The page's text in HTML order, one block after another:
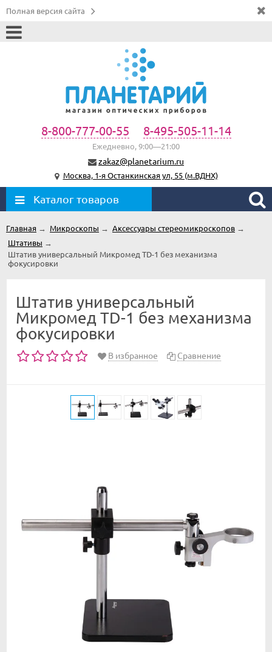
Полная версия сайта
8-800-777-00-55 8-495-505-11-14
Ежедневно, 9:00—21:00
zakaz@planetarium.ru
Москва, 1-я Останкинская ул, 55 (м.ВДНХ)
Каталог товаров
Главная → Микроскопы → Аксессуары стереомикроскопов →
Штативы →
Штатив универсальный Микромед TD-1 без механизма
фокусировки
Штатив универсальный
Микромед TD-1 без механизма
фокусировки
В избранное Сравнение